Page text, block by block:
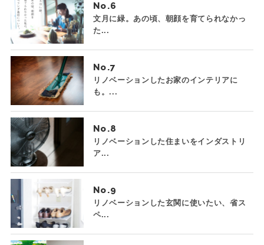
No.
文月に緑。あの頃、朝顔を育てられなかっ
た...
No.
リノベーションしたお家のインテリアに
も。...
No.
リノベーションした住まいをインダストリ
ア...
No.
リノベーションした玄関に使いたい、省ス
ペ...